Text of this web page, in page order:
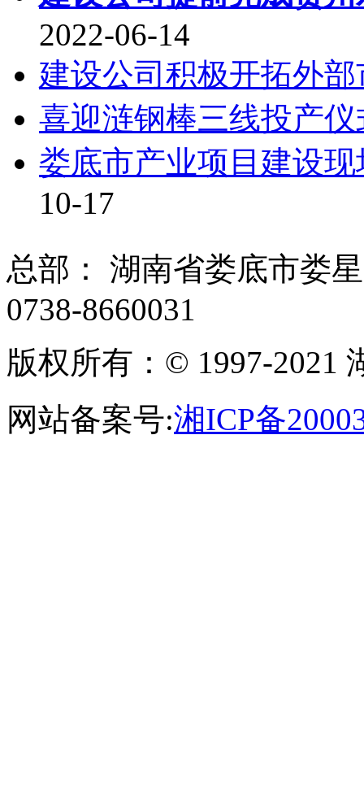
2022-06-14
建设公司积极开拓外部
喜迎涟钢棒三线投产仪
娄底市产业项目建设
10-17
总部： 湖南省娄底市娄
0738-8660031
版权所有：© 1997-2021
网站备案号:湘ICP备